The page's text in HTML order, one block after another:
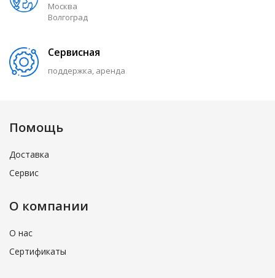
Москва
Волгоград
Сервисная
поддержка, аренда
Помощь
Доставка
Сервис
О компании
О нас
Сертификаты